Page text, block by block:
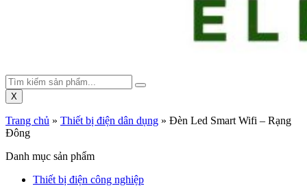
X
Trang chủ » Thiết bị điện dân dụng » Đèn Led Smart Wifi – Rạng
Đông
Danh mục sản phẩm
Thiết bị điện công nghiệp